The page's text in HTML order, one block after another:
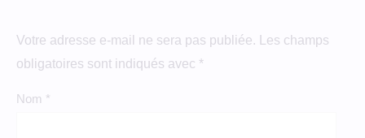
Votre adresse e-mail ne sera pas publiée.
Les champs
obligatoires sont indiqués avec *
Nom *